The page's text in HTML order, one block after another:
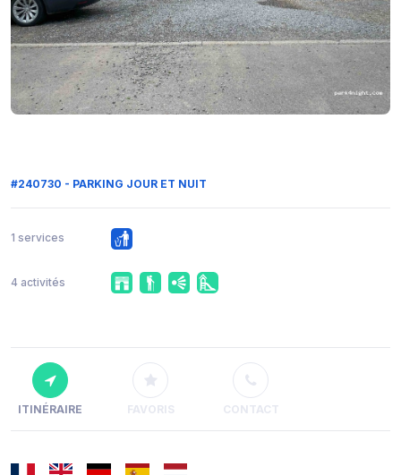
#240730 - PARKING JOUR ET NUIT
1 services
4 activités
ITINÉRAIRE FAVORIS CONTACT